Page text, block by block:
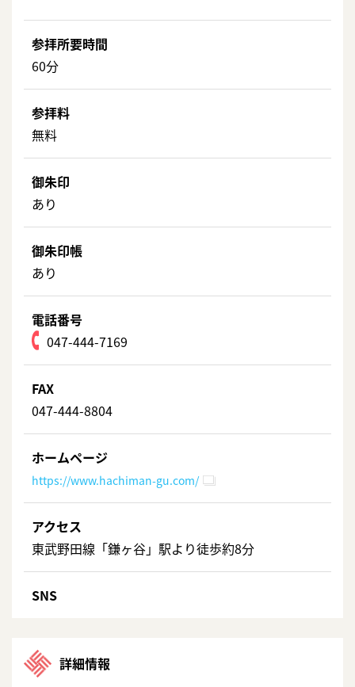
参拝所要時間
60分
参拝料
無料
御朱印
あり
御朱印帳
あり
電話番号
047-444-7169
FAX
047-444-8804
ホームページ
https://www.hachiman-gu.com/
アクセス
東武野田線「鎌ヶ谷」駅より徒歩約8分
SNS
詳細情報